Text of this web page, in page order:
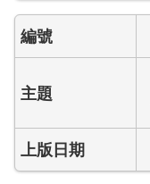
護
專
區
性
主
流